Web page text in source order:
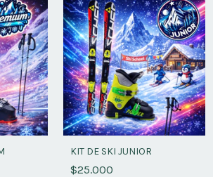
KIT DE SKI JUNIOR
$25.000